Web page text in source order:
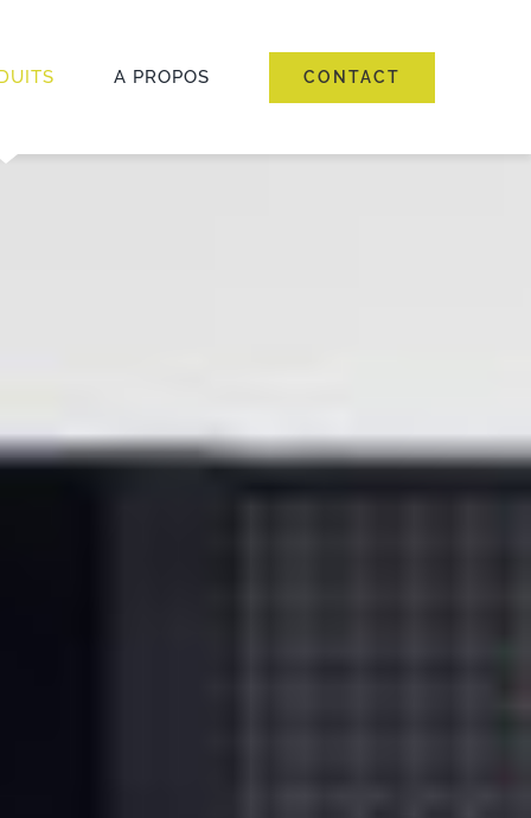
A PROPOS CONTACT